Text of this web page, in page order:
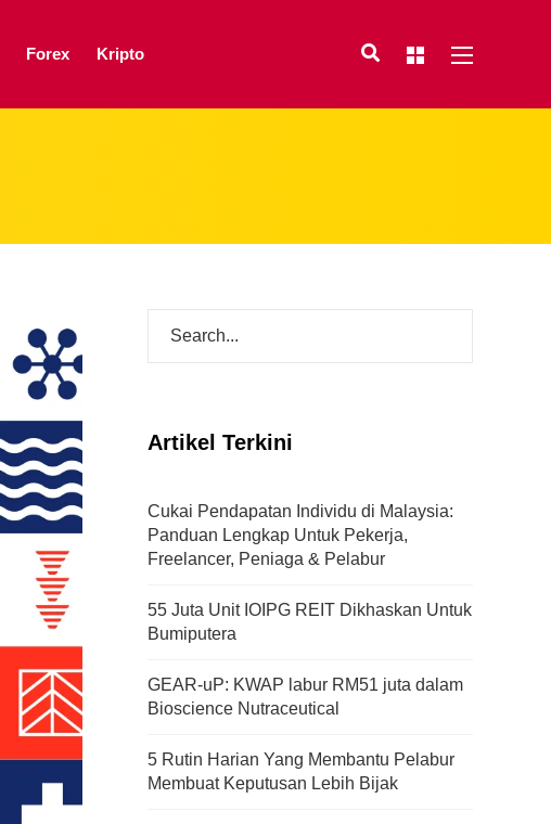
Forex Kripto
Artikel Terkini
Cukai Pendapatan Individu di Malaysia:
Panduan Lengkap Untuk Pekerja,
Freelancer, Peniaga & Pelabur
55 Juta Unit IOIPG REIT Dikhaskan Untuk
Bumiputera
GEAR-uP: KWAP labur RM51 juta dalam
Bioscience Nutraceutical
5 Rutin Harian Yang Membantu Pelabur
Membuat Keputusan Lebih Bijak